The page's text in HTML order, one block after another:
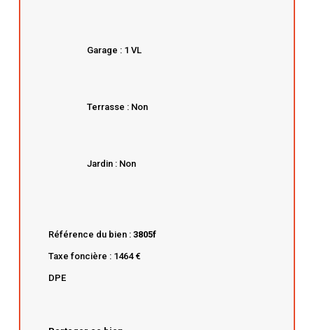
Garage : 1 VL
Terrasse : Non
Jardin : Non
Référence du bien :3805f
Taxe foncière : 1464 €
DPE